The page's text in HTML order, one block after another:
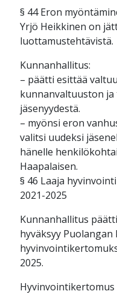
§ 44 Eron
Yrjö Heikkinen on
luottamustehtävistä.
Kunnanhallitus:
– päätti esittää
kunnanvaltuuston
jäsenyydestä.
– myönsi eron
valitsi uudeksi
hänelle
Haapalaisen.
§ 46 Laaja
2021-2025
Kunnanhallitus
hyväksyy
2025.